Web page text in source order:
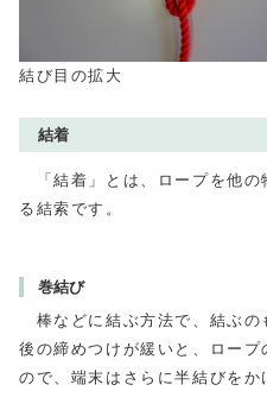
結び目の拡大
結着
「結着」とは、ロープを他の
る結索です。
巻結び
棒などに結ぶ方法で、結ぶの
後の締めつけが緩いと、ロー
ので、端末はさらに半結びをか